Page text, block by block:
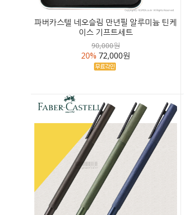
파버카스텔 네오슬림 만년필 알루미늄 틴케
이스 기프트세트
90,000원
20% 72,000원